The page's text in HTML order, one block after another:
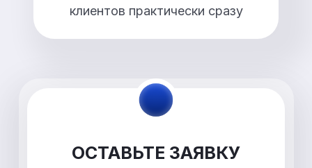
ОСТАВЬТЕ ЗАЯВКУ
клиентов практически сразу